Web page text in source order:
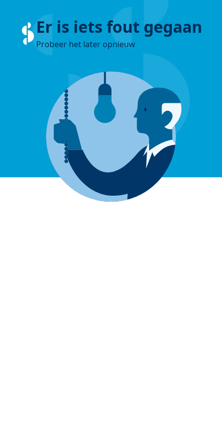
Er is iets fout gegaan
Probeer het later opnieuw